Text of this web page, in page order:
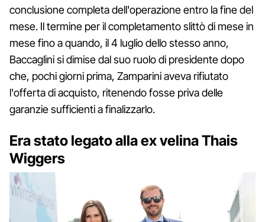
conclusione completa dell'operazione entro la fine del
mese. Il termine per il completamento slittò di mese in
mese fino a quando, il 4 luglio dello stesso anno,
Baccaglini si dimise dal suo ruolo di presidente dopo
che, pochi giorni prima, Zamparini aveva rifiutato
l'offerta di acquisto, ritenendo fosse priva delle
garanzie sufficienti a finalizzarlo.
Era stato legato alla ex velina Thais
Wiggers